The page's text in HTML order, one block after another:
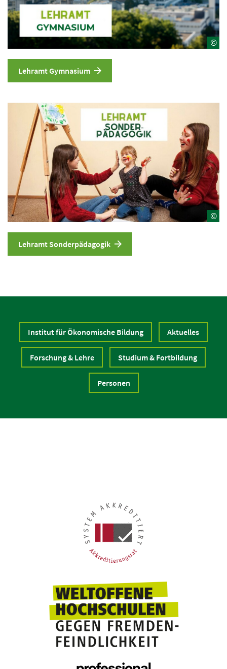
©
Lehramt Gymnasium
©
Lehramt Sonderpädagogik
Institut für Ökonomische Bildung Aktuelles
Forschung & Lehre Studium & Fortbildung
Personen